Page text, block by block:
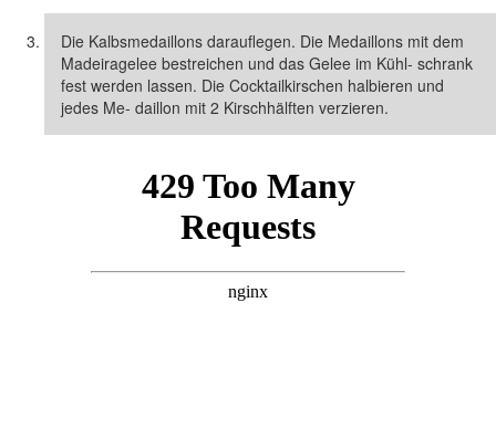
Die Kalbsmedaillons darauflegen. Die Medaillons mit dem
Madeiragelee bestreichen und das Gelee im Kühl- schrank
fest werden lassen. Die Cocktailkirschen halbieren und
jedes Me- daillon mit 2 Kirschhälften verzieren.